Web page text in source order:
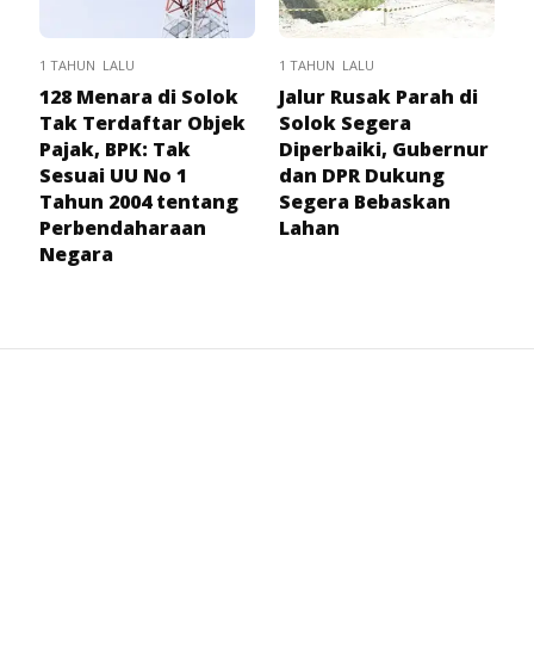
1 TAHUN LALU
128 Menara di Solok
Tak Terdaftar Objek
Pajak, BPK: Tak
Sesuai UU No 1
Tahun 2004 tentang
Perbendaharaan
Negara
1 TAHUN LALU
Jalur Rusak Parah di
Solok Segera
Diperbaiki, Gubernur
dan DPR Dukung
Segera Bebaskan
Lahan